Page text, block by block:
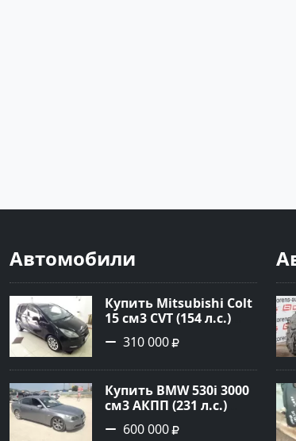
Автомобили
Купить Mitsubishi Colt
15 см3 CVT (154 л.с.)
Бензин турбонаддув в
Краснодар: цвет
цене 310000 рублей,
объявление №18731 на
сайте Авторынок23
310 000
Купить BMW 530i 3000
см3 АКПП (231 л.с.)
Бензин инжектор в
Новороссийск: цвет
600 000